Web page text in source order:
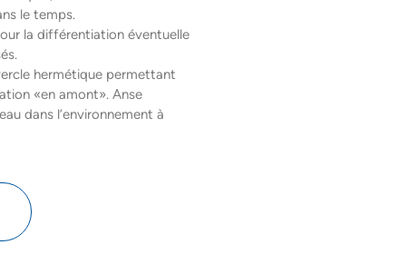
le temps.
la différentiation éventuelle
hermétique permettant
«en amont». Anse
dans l’environnement à